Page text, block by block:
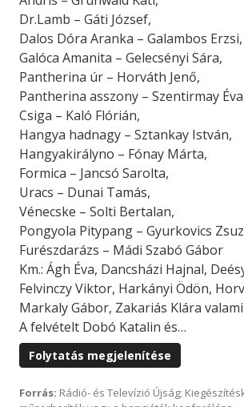
Dr.Lamb – Gáti József,
Dalos Dóra Aranka – Galambos Erzsi,
Galóca Amanita – Gelecsényi Sára,
Pantherina úr – Horváth Jenő,
Pantherina asszony – Szentirmay
Csiga – Kaló Flórián,
Hangya hadnagy – Sztankay István,
Hangyakirályno – Fónay Márta,
Formica – Jancsó Sarolta,
Uracs – Dunai Tamás,
Vénecske – Solti Bertalan,
Pongyola Pitypang – Gyurkovics
Furészdarázs – Mádi Szabó Gábor
Km.: Ágh Éva, Dancsházi Hajnal,
Felvinczy Viktor, Harkányi Ödön,
Markaly Gábor, Zakariás Klára
A felvételt Dobó Katalin és…
Folytatás megjelenítése
Forrás: Rádió- és Televízió Újság;